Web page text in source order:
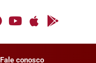
Fale conosco